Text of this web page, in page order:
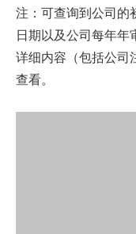
注：可查询到公司的
日期以及公司每年年
详细内容（包括公司
查看。